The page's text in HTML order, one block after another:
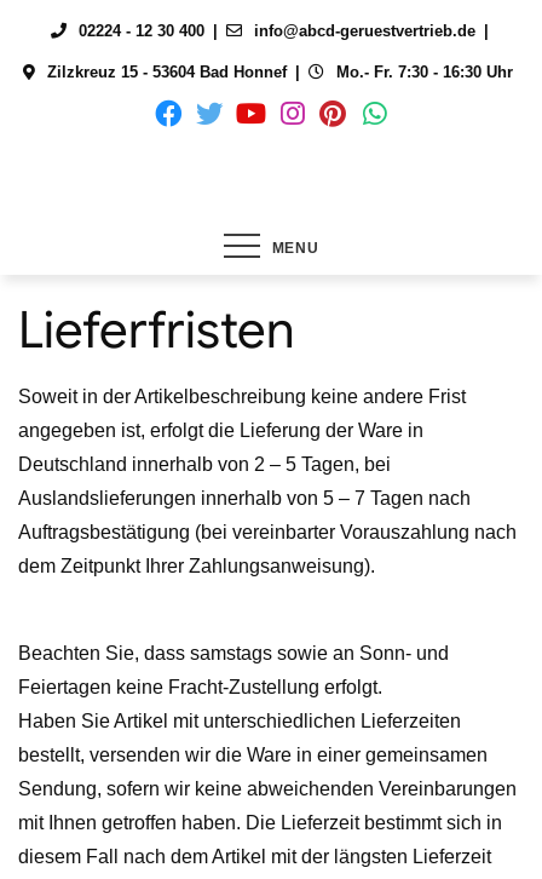
content
02224 - 12 30 400 info@abcd-geruestvertrieb.de
Zilzkreuz 15 - 53604 Bad Honnef Mo.- Fr. 7:30 - 16:30 Uhr
MENU
Lieferfristen
Soweit in der Artikelbeschreibung keine andere Frist
angegeben ist, erfolgt die Lieferung der Ware in
Deutschland innerhalb von 2 – 5 Tagen, bei
Auslandslieferungen innerhalb von 5 – 7 Tagen nach
Auftragsbestätigung (bei vereinbarter Vorauszahlung nach
dem Zeitpunkt Ihrer Zahlungsanweisung).
Beachten Sie, dass samstags sowie an Sonn- und
Feiertagen keine Fracht-Zustellung erfolgt.
Haben Sie Artikel mit unterschiedlichen Lieferzeiten
bestellt, versenden wir die Ware in einer gemeinsamen
Sendung, sofern wir keine abweichenden Vereinbarungen
mit Ihnen getroffen haben. Die Lieferzeit bestimmt sich in
diesem Fall nach dem Artikel mit der längsten Lieferzeit